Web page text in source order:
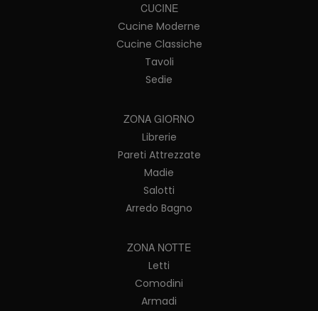
CUCINE
Cucine Moderne
Cucine Classiche
Tavoli
Sedie
ZONA GIORNO
Librerie
Pareti Attrezzate
Madie
Salotti
Arredo Bagno
ZONA NOTTE
Letti
Comodini
Armadi